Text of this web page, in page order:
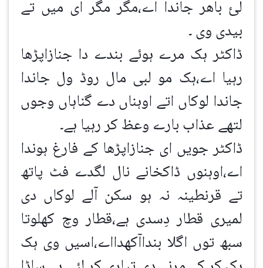
لئ باھر جاندا اے،مگر مگر ای میں تے
بیدی وی ۔
ڈاکٹر ہک مرے ہوئے بندے دا جنازاپڑھا
رہیا اے،ہک مو لبی مال روڈ ول جاندا
جاندا لوکاں اتے اوہناں دے گناہاں وجوں
لتھے عذاب بارے وعظ کر رہیا ہے۔
ڈاکٹر جویں ای جنازاپڑھا کے فارغ ہوندا
اے،اوہنوں ڈاکخانے نال لگدے فٹ پاتھ
تے قرنطینہ نہ ہو سکن آلے لوکاں دی
لمیری قطار دِسدی ہے،قطار وچ کھلوتا
سبھ توں اگلا بنداآکھدااے،اسیں وی ہک